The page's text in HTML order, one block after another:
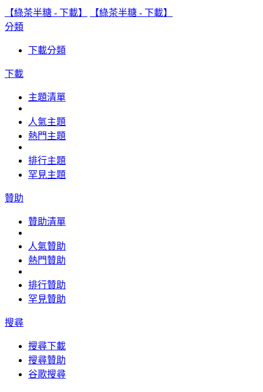
【綠茶半糖 - 下載】
【綠茶半糖 - 下載】
分類
下載分類
下載
主題清單
人氣主題
熱門主題
排行主題
罕見主題
贊助
贊助清單
人氣贊助
熱門贊助
排行贊助
罕見贊助
搜尋
搜尋下載
搜尋贊助
谷歌搜尋